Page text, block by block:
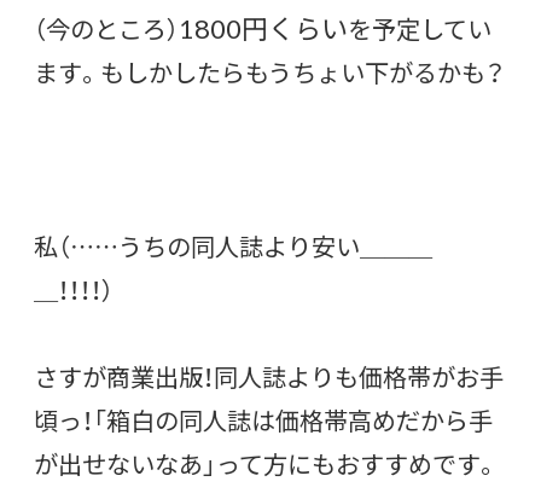
（今のところ） 1800円くらいを予定してい
ます。もしかしたらもうちょい下がるかも？
私（……うちの同人誌より安い＿＿＿
＿！！！！）
さすが商業出版！同人誌よりも価格帯がお手
頃っ！「箱白の同人誌は価格帯高めだから手
が出せないなあ」って方にもおすすめです。